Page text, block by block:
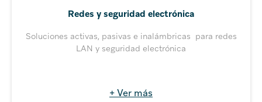
Redes y seguridad electrónica
Soluciones activas, pasivas e inalámbricas para redes
LAN y seguridad electrónica
+ Ver más